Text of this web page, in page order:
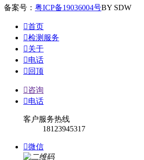
备案号： 粤ICP备19036004号BY SDW
首页
检测服务
关于
电话
 回顶
咨询
电话
客户服务热线
18123945317
微信